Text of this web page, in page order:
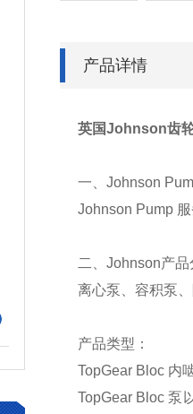
产品详情
英国Johnson齿
一、Johnson
Johnson Pump
二、Johnson产
离心泵、容积泵
产品类型：
TopGear Bloc 内
TopGear Bloc 泵